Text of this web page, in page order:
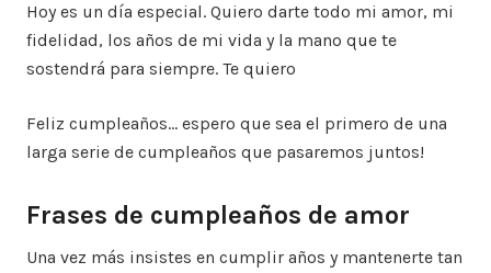
Hoy es un día especial. Quiero darte todo mi amor, mi
fidelidad, los años de mi vida y la mano que te
sostendrá para siempre. Te quiero
Feliz cumpleaños… espero que sea el primero de una
larga serie de cumpleaños que pasaremos juntos!
Frases de cumpleaños de amor
Una vez más insistes en cumplir años y mantenerte tan